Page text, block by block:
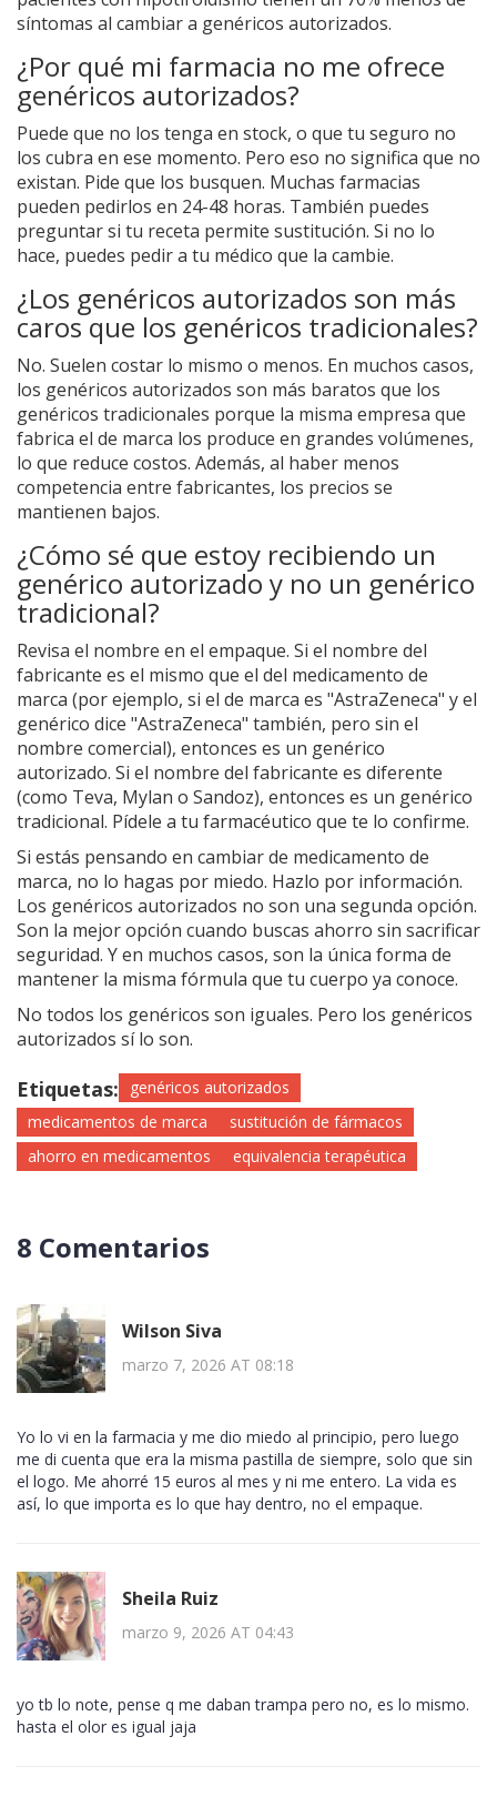
síntomas al cambiar a genéricos autorizados.
¿Por qué mi farmacia no me ofrece
genéricos autorizados?
Puede que no los tenga en stock, o que tu seguro no
los cubra en ese momento. Pero eso no significa que no
existan. Pide que los busquen. Muchas farmacias
pueden pedirlos en 24-48 horas. También puedes
preguntar si tu receta permite sustitución. Si no lo
hace, puedes pedir a tu médico que la cambie.
¿Los genéricos autorizados son más
caros que los genéricos tradicionales?
No. Suelen costar lo mismo o menos. En muchos casos,
los genéricos autorizados son más baratos que los
genéricos tradicionales porque la misma empresa que
fabrica el de marca los produce en grandes volúmenes,
lo que reduce costos. Además, al haber menos
competencia entre fabricantes, los precios se
mantienen bajos.
¿Cómo sé que estoy recibiendo un
genérico autorizado y no un genérico
tradicional?
Revisa el nombre en el empaque. Si el nombre del
fabricante es el mismo que el del medicamento de
marca (por ejemplo, si el de marca es "AstraZeneca" y el
genérico dice "AstraZeneca" también, pero sin el
nombre comercial), entonces es un genérico
autorizado. Si el nombre del fabricante es diferente
(como Teva, Mylan o Sandoz), entonces es un genérico
tradicional. Pídele a tu farmacéutico que te lo confirme.
Si estás pensando en cambiar de medicamento de
marca, no lo hagas por miedo. Hazlo por información.
Los genéricos autorizados no son una segunda opción.
Son la mejor opción cuando buscas ahorro sin sacrificar
seguridad. Y en muchos casos, son la única forma de
mantener la misma fórmula que tu cuerpo ya conoce.
No todos los genéricos son iguales. Pero los genéricos
autorizados sí lo son.
Etiquetas:
genéricos autorizados
medicamentos de marca
sustitución de fármacos
ahorro en medicamentos
equivalencia terapéutica
8 Comentarios
Wilson Siva
marzo 7, 2026 AT 08:18
Yo lo vi en la farmacia y me dio miedo al principio, pero luego
me di cuenta que era la misma pastilla de siempre, solo que sin
el logo. Me ahorré 15 euros al mes y ni me entero. La vida es
así, lo que importa es lo que hay dentro, no el empaque.
Sheila Ruiz
marzo 9, 2026 AT 04:43
yo tb lo note, pense q me daban trampa pero no, es lo mismo.
hasta el olor es igual jaja